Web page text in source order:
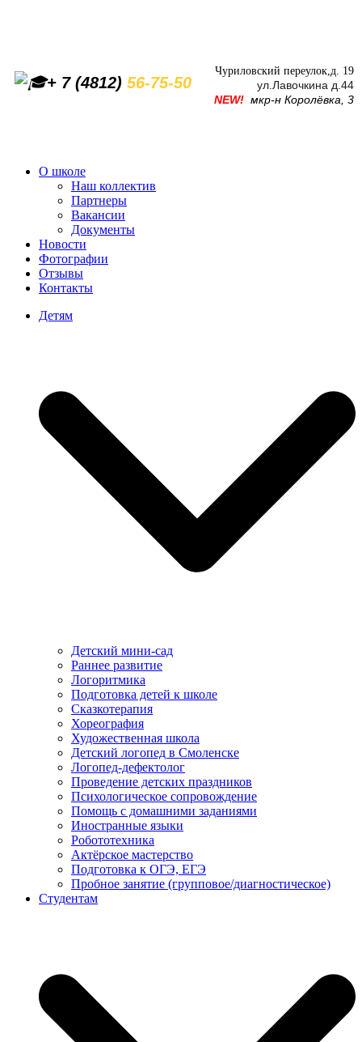
+ 7 (4812) 56-75-50
Чуриловский переулок,д. 19
ул.Лавочкина д.44
NEW! мкр-н Королёвка, 3
О школе
Наш коллектив
Партнеры
Вакансии
Документы
Новости
Фотографии
Отзывы
Контакты
Детям
Детский мини-сад
Раннее развитие
Логоритмика
Подготовка детей к школе
Сказкотерапия
Хореография
Художественная школа
Детский логопед в Смоленске
Логопед-дефектолог
Проведение детских праздников
Психологическое сопровождение
Помощь с домашними заданиями
Иностранные языки
Робототехника
Актёрское мастерство
Подготовка к ОГЭ, ЕГЭ
Пробное занятие (групповое/диагностическое)
Студентам